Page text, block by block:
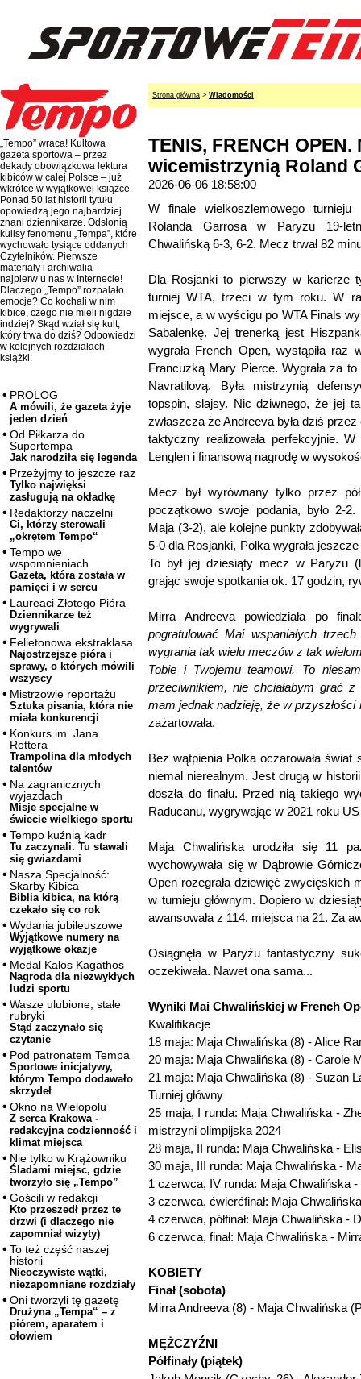
„Tempo” wraca! Kultowa
gazeta sportowa – przez
dekady obowiązkowa lektura
kibiców w całej Polsce – już
wkrótce w wyjątkowej książce.
Ponad 50 lat historii tytułu
opowiedzą jego najbardziej
znani dziennikarze. Odsłonią
kulisy fenomenu „Tempa”, które
wychowało tysiące oddanych
Czytelników. Pierwsze
materiały i archiwalia –
najpierw u nas w Internecie!
Dlaczego „Tempo” rozpalało
emocje? Co kochali w nim
kibice, czego nie mieli nigdzie
indziej? Skąd wziął się kult,
który trwa do dziś? Odpowiedzi
w kolejnych rozdziałach
książki:
PROLOG
A mówili, że gazeta żyje
jeden dzień
Od Piłkarza do
Supertempa
Jak narodziła się legenda
Przeżyjmy to jeszcze raz
Tylko najwięksi
zasługują na okładkę
Redaktorzy naczelni
Ci, którzy sterowali
„okrętem Tempo“
Tempo we
wspomnieniach
Gazeta, która została w
pamięci i w sercu
Laureaci Złotego Pióra
Dziennikarze też
wygrywali
Felietonowa ekstraklasa
Najostrzejsze pióra i
sprawy, o których mówili
wszyscy
Mistrzowie reportażu
Sztuka pisania, która nie
miała konkurencji
Konkurs im. Jana
Rottera
Trampolina dla młodych
talentów
Na zagranicznych
wyjazdach
Misje specjalne w
świecie wielkiego sportu
Tempo kuźnią kadr
Tu zaczynali. Tu stawali
się gwiazdami
Nasza Specjalność:
Skarby Kibica
Biblia kibica, na którą
czekało się co rok
Wydania jubileuszowe
Wyjątkowe numery na
wyjątkowe okazje
Medal Kalos Kagathos
Nagroda dla niezwykłych
ludzi sportu
Wasze ulubione, stałe
rubryki
Stąd zaczynało się
czytanie
Pod patronatem Tempa
Sportowe inicjatywy,
którym Tempo dodawało
skrzydeł
Okno na Wielopolu
Z serca Krakowa -
redakcyjna codzienność i
klimat miejsca
Nie tylko w Krążowniku
Śladami miejsc, gdzie
tworzyło się „Tempo”
Gościli w redakcji
Kto przeszedł przez te
drzwi (i dlaczego nie
zapomniał wizyty)
To też część naszej
historii
Nieoczywiste wątki,
niezapomniane rozdziały
Oni tworzyli tę gazetę
Drużyna „Tempa“ – z
piórem, aparatem i
ołowiem
Strona główna > Wiadomości
TENIS, FRENCH
wicemistrzynią Roland
2026-06-06 18:58:00
W finale wielkoszlemowego
Rolanda Garrosa w Paryżu 19-
Chwalińską 6-3, 6-2. Mecz trwał 82
Dla Rosjanki to pierwszy w karierze
turniej WTA, trzeci w tym roku. W
miejsce, a w wyścigu po WTA Finals
Sabalenkę. Jej trenerką jest
wygrała French Open, wystąpiła
Francuzką Mary Pierce. Wygrała za
Navratilovą. Była mistrzynią
topspin, slajsy. Nic dziwnego, że jej
zwłaszcza że Andreeva była dziś
taktyczny realizowała perfekcyjnie. W
Lenglen i finansową nagrodę w
Mecz był wyrównany tylko przez
początkowo swoje podania, było 2-
Maja (3-2), ale kolejne punkty
5-0 dla Rosjanki, Polka wygrała
To był jej dziesiąty mecz w Paryżu
grając swoje spotkania ok. 17 godzin,
Mirra Andreeva powiedziała po
pogratulować Mai wspaniałych
wygrania tak wielu meczów z tak
Tobie i Twojemu teamowi. To
przeciwnikiem, nie chciałabym grać
mam jednak nadzieję, że w przyszłości
zażartowała.
Bez wątpienia Polka oczarowała
niemal nierealnym. Jest drugą w
doszła do finału. Przed nią takiego
Raducanu, wygrywając w 2021 roku
Maja Chwalińska urodziła się 11
wychowywała się w Dąbrowie
Open rozegrała dziewięć
w turnieju głównym. Dopiero w
awansowała z 114. miejsca na 21. Za
Osiągnęła w Paryżu fantastyczny
oczekiwała. Nawet ona sama...
Wyniki Mai Chwalińskiej w French
Kwalifikacje
18 maja: Maja Chwalińska (8) - Alice
20 maja: Maja Chwalińska (8) - Carole
21 maja: Maja Chwalińska (8) - Suzan
Turniej główny
25 maja, I runda: Maja Chwalińska -
mistrzyni olimpijska 2024
28 maja, II runda: Maja Chwalińska -
30 maja, III runda: Maja Chwalińska -
1 czerwca, IV runda: Maja Chwalińska
3 czerwca, ćwierćfinał: Maja
4 czerwca, półfinał: Maja Chwalińska -
6 czerwca, finał: Maja Chwalińska -
KOBIETY
Finał (sobota)
Mirra Andreeva (8) - Maja Chwalińska
MĘŻCZYŹNI
Półfinały (piątek)